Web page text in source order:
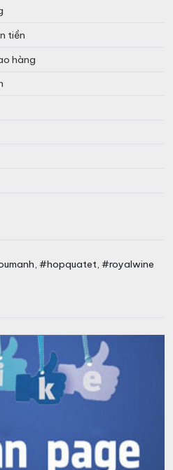
tiền
hàng
#hopquatet, #royalwine